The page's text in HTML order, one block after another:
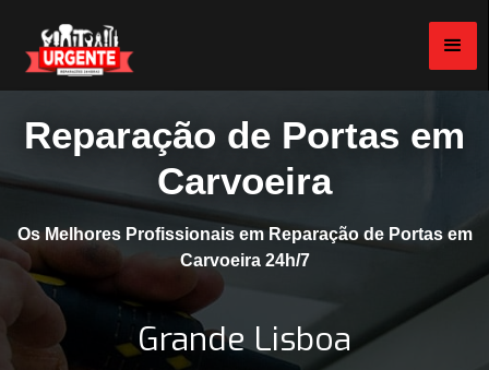
Reparação de Portas em
Carvoeira
Os Melhores Profissionais em Reparação de Portas em
Carvoeira 24h/7
Grande Lisboa